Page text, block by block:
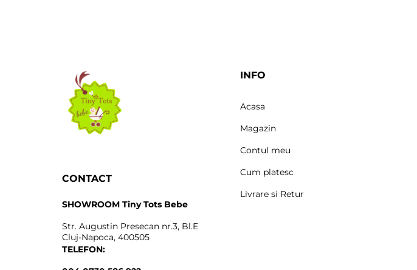
CONTACT
SHOWROOM Tiny Tots Bebe
Str. Augustin Presecan nr.3, Bl.E
Cluj-Napoca, 400505
TELEFON:
INFO
Acasa
Magazin
Contul meu
Cum platesc
Livrare si Retur